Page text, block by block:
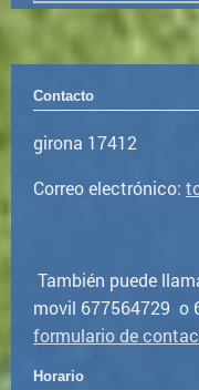
Contacto
girona 17412
Correo electrónico:
También puede
movil 677564729 o
formulario de
Horario